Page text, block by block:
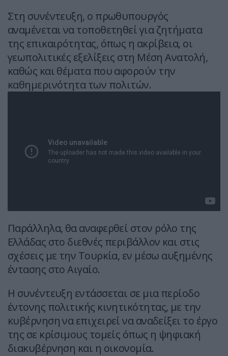
Στη συνέντευξη, ο πρωθυπουργός
αναμένεται να τοποθετηθεί για ζητήματα
της επικαιρότητας, όπως η ακρίβεια, οι
γεωπολιτικές εξελίξεις στη Μέση Ανατολή,
καθώς και θέματα που αφορούν την
καθημερινότητα των πολιτών.
Παράλληλα, θα αναφερθεί στον ρόλο της
Ελλάδας στο διεθνές περιβάλλον και στις
σχέσεις με την Τουρκία, εν μέσω αυξημένης
έντασης στο Αιγαίο.
Η συνέντευξη εντάσσεται σε μια περίοδο
έντονης πολιτικής κινητικότητας, με την
κυβέρνηση να επιχειρεί να αναδείξει το έργο
της σε κρίσιμους τομείς όπως η ψηφιακή
διακυβέρνηση και η οικονομία.